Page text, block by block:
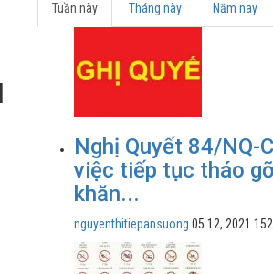
Tuần này Tháng này Năm nay
Nghị Quyết 84/NQ-
việc tiếp tục tháo
khăn...
nguyenthitiepansuong 05 12, 2021